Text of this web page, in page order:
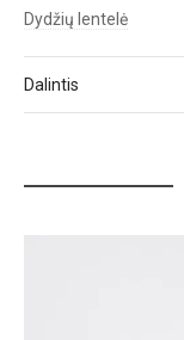
Dydžių lentelė
Dalintis